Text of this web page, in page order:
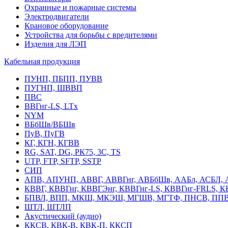
Охранные и пожарные системы
Электродвигатели
Крановое оборудование
Устройства для борьбы с вредителями
Изделия для ЛЭП
Кабельная продукция
ПУНП, ПБПП, ПУВВ
ПУГНП, ШВВП
ПВС
ВВГнг-LS, LTx
NYM
ВБбШв/ВБШв
ПуВ, ПуГВ
КГ, КГН, КГВВ
RG, SAT, DG, РК75, 3С, TS
UTP, FTP, SFTP, SSTP
СИП
АПВ, АПУНП, АВВГ, АВВГнг, АВБбШв, ААБл, АСБЛ,
КВВГ, КВВГнг, КВВГЭнг, КВВГнг-LS, КВВГнг-FRLS,
БПВЛ, ВПП, МКШ, МКЭШ, МГШВ, МГТФ, ПНСВ,
ШТЛ, ШТЛП
Акустический (аудио)
ККСВ, КВК-В, КВК-П, ККСП